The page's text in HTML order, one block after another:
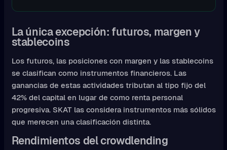
La única excepción: futuros, margen y
stablecoins
Los futuros, las posiciones con margen y las stablecoins
se clasifican como instrumentos financieros. Las
ganancias de estas actividades tributan al tipo fijo del
42% del capital en lugar de como renta personal
progresiva. SKAT las considera instrumentos más sólidos
que merecen una clasificación distinta.
Rendimientos del crowdlending